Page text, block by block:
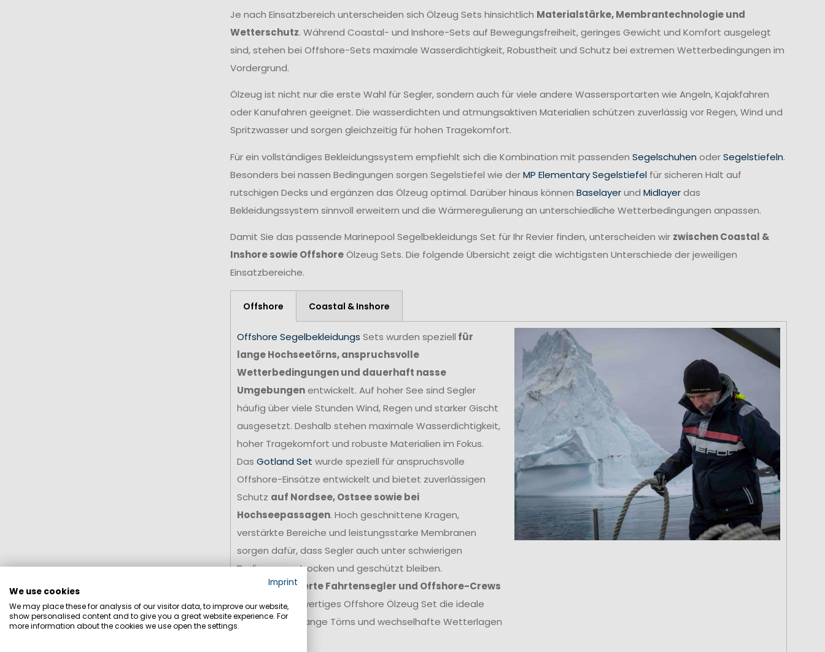
Je nach Einsatzbereich unterscheiden sich Ölzeug Sets hinsichtlich Materialstärke, Membrantechnologie und
Wetterschutz. Während Coastal- und Inshore-Sets auf Bewegungsfreiheit, geringes Gewicht und Komfort ausgelegt
sind, stehen bei Offshore-Sets maximale Wasserdichtigkeit, Robustheit und Schutz bei extremen Wetterbedingungen im
Vordergrund.
Ölzeug ist nicht nur die erste Wahl für Segler, sondern auch für viele andere Wassersportarten wie Angeln, Kajakfahren
oder Kanufahren geeignet. Die wasserdichten und atmungsaktiven Materialien schützen zuverlässig vor Regen, Wind und
Spritzwasser und sorgen gleichzeitig für hohen Tragekomfort.
Für ein vollständiges Bekleidungssystem empfiehlt sich die Kombination mit passenden Segelschuhen oderSegelstiefeln.
Besonders bei nassen Bedingungen sorgen Segelstiefel wie derMP Elementary Segelstiefelfür sicheren Halt auf
rutschigen Decks und ergänzen das Ölzeug optimal. Darüber hinaus können Baselayerund Midlayerdas
Bekleidungssystem sinnvoll erweitern und die Wärmeregulierung an unterschiedliche Wetterbedingungen anpassen.
Damit Sie das passende Marinepool Segelbekleidungs Set für Ihr Revier finden, unterscheiden wir zwischen Coastal &
Inshore sowie OffshoreÖlzeug Sets. Die folgende Übersicht zeigt die wichtigsten Unterschiede der jeweiligen
Einsatzbereiche.
Offshore Coastal & Inshore
Offshore Segelbekleidungs Sets wurden speziell für
lange Hochseetörns, anspruchsvolle
Wetterbedingungen und dauerhaft nasse
Umgebungenentwickelt. Auf hoher See sind Segler
häufig über viele Stunden Wind, Regen und starker Gischt
ausgesetzt. Deshalb stehen maximale Wasserdichtigkeit,
hoher Tragekomfort und robuste Materialien im Fokus.
Das Gotland Set wurde speziell für anspruchsvolle
Offshore-Einsätze entwickelt und bietet zuverlässigen
Schutz auf Nordsee, Ostsee sowie bei
Hochseepassagen. Hoch geschnittene Kragen,
verstärkte Bereiche und leistungsstarke Membranen
sorgen dafür, dass Segler auch unter schwierigen
Bedingungen trocken und geschützt bleiben.
Für ambitionierte Fahrtensegler und Offshore-Crews
stellt ein hochwertiges Offshore Ölzeug Set die ideale
Grundlage für lange Törns und wechselhafte Wetterlagen
Imprint
We use cookies
We may place these for analysis of our visitor data, to improve our website,
show personalised content and to give you a great website experience. For
more information about the cookies we use open the settings.